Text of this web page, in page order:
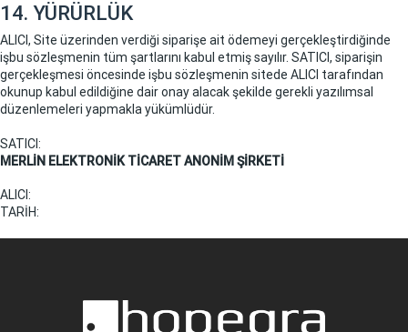
14. YÜRÜRLÜK
ALICI, Site üzerinden verdiği siparişe ait ödemeyi gerçekleştirdiğinde
işbu sözleşmenin tüm şartlarını kabul etmiş sayılır. SATICI, siparişin
gerçekleşmesi öncesinde işbu sözleşmenin sitede ALICI tarafından
okunup kabul edildiğine dair onay alacak şekilde gerekli yazılımsal
düzenlemeleri yapmakla yükümlüdür.
SATICI:
MERLİN ELEKTRONİK TİCARET ANONİM ŞİRKETİ
ALICI:
TARİH: